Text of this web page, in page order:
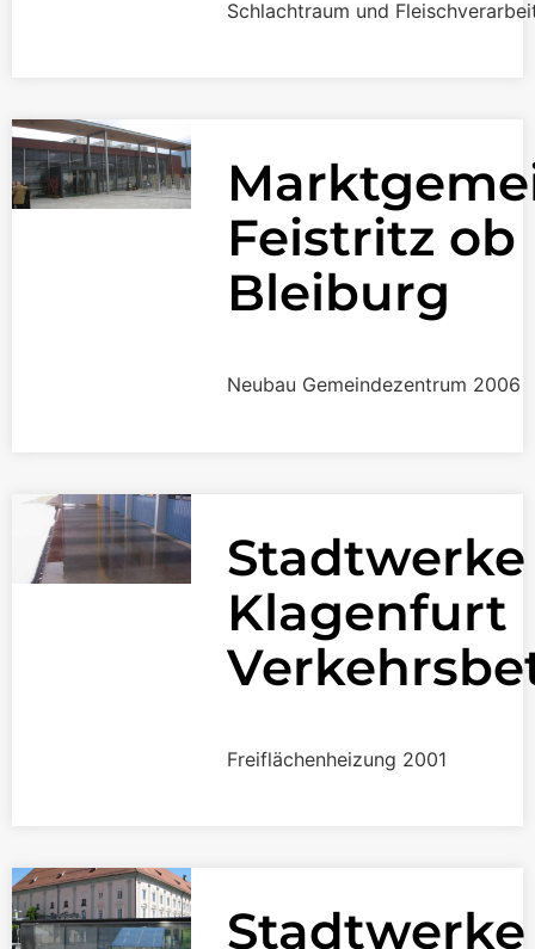
Schlachtraum und
Feistritz ob
Bleiburg
Neubau Gemeindezentrum 2006
Stadtwerke
Klagenfurt
Freiflächenheizung 2001
Stadtwerke